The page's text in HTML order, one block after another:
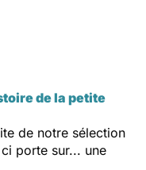
de la petite
de notre sélection
porte sur... une